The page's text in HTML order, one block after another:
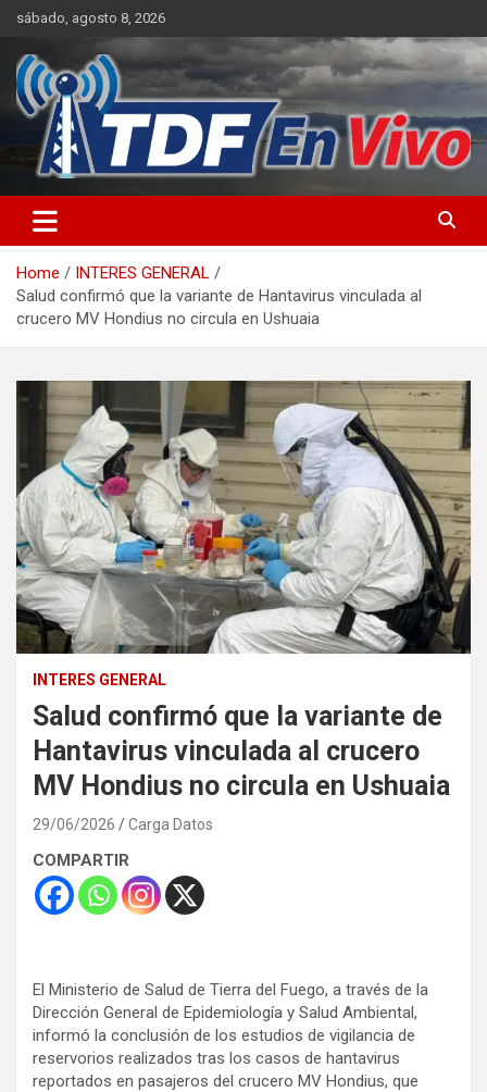
Skip
content
sábado, agosto 8, 2026
Home
INTERES GENERAL
Salud confirmó que la variante de Hantavirus vinculada al
crucero MV Hondius no circula en Ushuaia
INTERES GENERAL
Salud confirmó que la variante de
Hantavirus vinculada al crucero
MV Hondius no circula en Ushuaia
29/06/2026 Carga Datos
COMPARTIR
El Ministerio de Salud de Tierra del Fuego, a través de la
Dirección General de Epidemiología y Salud Ambiental,
informó la conclusión de los estudios de vigilancia de
reservorios realizados tras los casos de hantavirus
reportados en pasajeros del crucero MV Hondius, que